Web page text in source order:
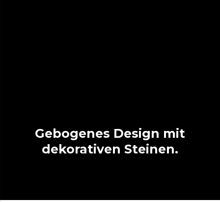
Gebogenes Design mit
dekorativen Steinen.